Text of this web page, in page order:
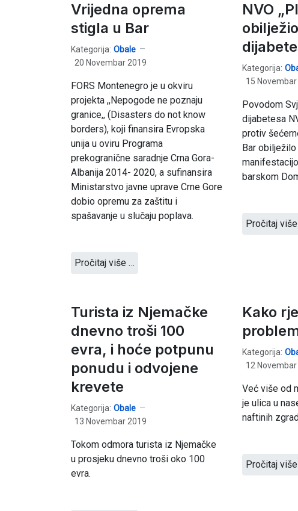
Vrijedna oprema
stigla u Bar
Kategorija: Obale
20 Novembar 2019
FORS Montenegro je u okviru
projekta ,,Nepogode ne poznaju
granice,, (Disasters do not know
borders), koji finansira Evropska
unija u oviru Programa
prekogranične saradnje Crna Gora-
Albanija 2014- 2020, a sufinansira
Ministarstvo javne uprave Crne Gore
dobio opremu za zaštitu i
spašavanje u slučaju poplava.
Pročitaj više …
NVO
Kategorija:
15
Povodom
dijabetesa
protiv
Bar
barskom
Pročitaj
Turista iz Njemačke
dnevno troši 100
evra, i hoće potpunu
ponudu i odvojene
krevete
Kategorija: Obale
13 Novembar 2019
Tokom odmora turista iz Njemačke
u prosjeku dnevno troši oko 100
evra.
Kako
Kategorija:
12
Već više od
je ulica u
naftinih
Pročitaj